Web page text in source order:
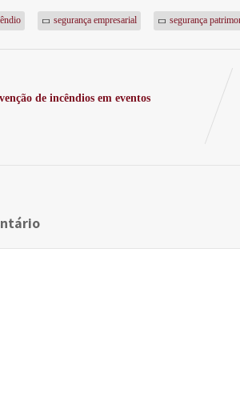
segurança empresarial segurança
de incêndios em eventos